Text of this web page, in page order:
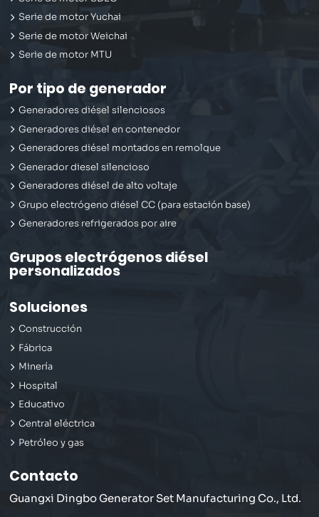
Serie de motor Yuchai
Serie de motor Weichai
Serie de motor MTU
Por tipo de generador
Generadores diésel silenciosos
Generadores diésel en contenedor
Generadores diésel montados en remolque
Generador diesel silencioso
Generadores diésel de alto voltaje
Grupo electrógeno diésel CC (para estación base)
Generadores refrigerados por aire
Grupos electrógenos diésel
personalizados
Soluciones
Construcción
Fábrica
Minería
Hospital
Educativo
Central eléctrica
Petróleo y gas
Contacto
Guangxi Dingbo Generator Set Manufacturing Co., Ltd.